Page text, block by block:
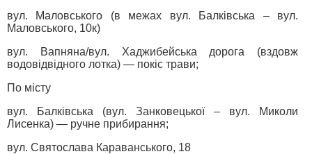
вул. Маловського (в межах вул. Балківська – вул.
Маловського, 10к)
вул. Вапняна/вул. Хаджибейська дорога (вздовж
водовідвідного лотка) — покіс трави;
По місту
вул. Балківська (вул. Занковецької – вул. Миколи
Лисенка) — ручне прибирання;
вул. Святослава Караванського, 18